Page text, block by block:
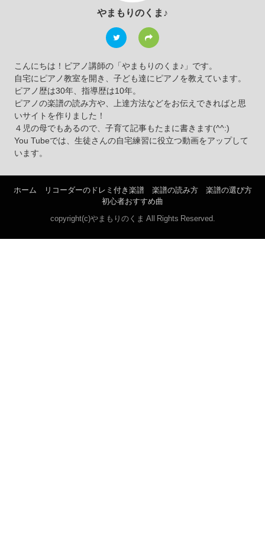
やまもりのくま♪
こんにちは！ピアノ講師の「やまもりのくま♪」です。
自宅にピアノ教室を開き、子ども達にピアノを教えています。
ピアノ歴は30年、指導歴は10年。
ピアノの楽譜の読み方や、上達方法などをお伝えできればと思
いサイトを作りました！
４児の母でもあるので、子育て記事もたまに書きます(^^:)
You Tubeでは、生徒さんの自宅練習に役立つ動画をアップして
います。
ホーム リコーダーのドレミ付き楽譜 楽譜の読み方
楽譜の選び方
初心者おすすめ曲
copyright(c)やまもりのくま All Rights Reserved.